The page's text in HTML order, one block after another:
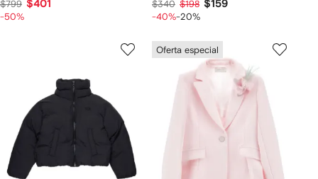
$799 $401
-50%
$340 $198 $159
-40%-20%
Oferta especial